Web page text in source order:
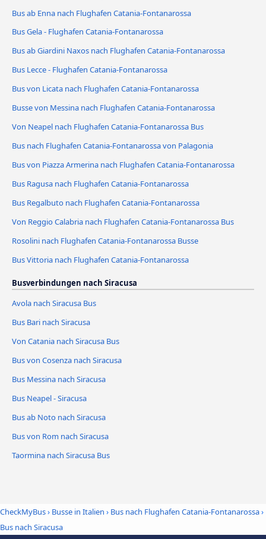
Bus ab Enna nach Flughafen Catania-Fontanarossa
Bus Gela - Flughafen Catania-Fontanarossa
Bus ab Giardini Naxos nach Flughafen Catania-Fontanarossa
Bus Lecce - Flughafen Catania-Fontanarossa
Bus von Licata nach Flughafen Catania-Fontanarossa
Busse von Messina nach Flughafen Catania-Fontanarossa
Von Neapel nach Flughafen Catania-Fontanarossa Bus
Bus nach Flughafen Catania-Fontanarossa von Palagonia
Bus von Piazza Armerina nach Flughafen Catania-Fontanarossa
Bus Ragusa nach Flughafen Catania-Fontanarossa
Bus Regalbuto nach Flughafen Catania-Fontanarossa
Von Reggio Calabria nach Flughafen Catania-Fontanarossa Bus
Rosolini nach Flughafen Catania-Fontanarossa Busse
Bus Vittoria nach Flughafen Catania-Fontanarossa
Busverbindungen nach Siracusa
Avola nach Siracusa Bus
Bus Bari nach Siracusa
Von Catania nach Siracusa Bus
Bus von Cosenza nach Siracusa
Bus Messina nach Siracusa
Bus Neapel - Siracusa
Bus ab Noto nach Siracusa
Bus von Rom nach Siracusa
Taormina nach Siracusa Bus
CheckMyBus› Busse in Italien › Bus nach Flughafen Catania-Fontanarossa›
Bus nach Siracusa